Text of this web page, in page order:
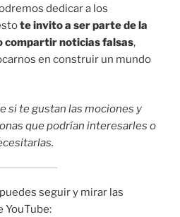
dedicar a los
te invito a ser parte de la
compartir noticias falsas,
en construir un mundo
si te gustan las mociones y
que podrían interesarles o
seguir y mirar las
YouTube: